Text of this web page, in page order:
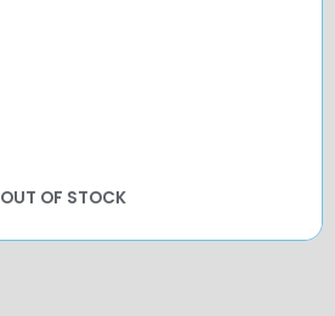
OUT OF STOCK